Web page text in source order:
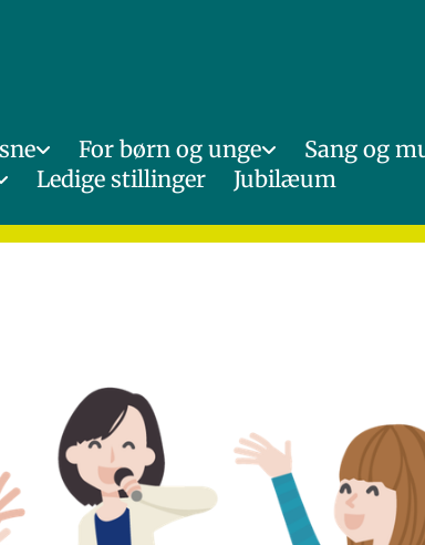
For børn og unge
Sang og
Ledige stillinger Jubilæum